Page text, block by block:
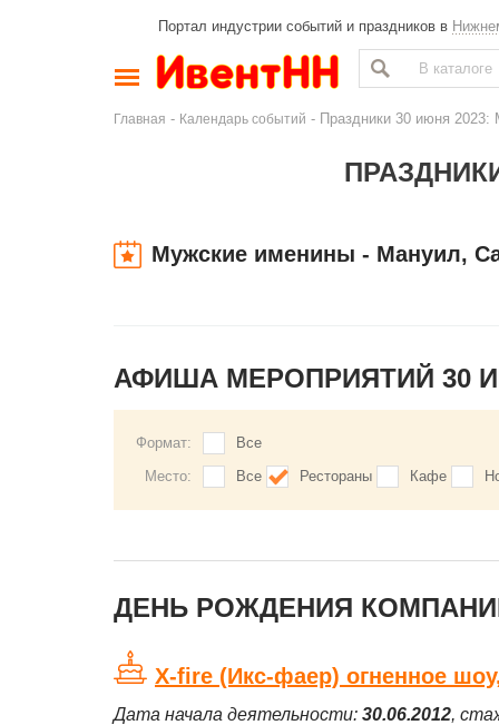
Портал индустрии событий и праздников в
Главная - Календарь событий - Праздники 30 июня
Мужские именины - Мануил,
АФИША МЕРОПРИЯТИЙ 30
Формат:
Все
Место:
Все Рестораны Кафе
ДЕНЬ РОЖДЕНИЯ
X-fire (Икс-фаер) огненное
Дата начала деятельности: 30.06.2012,